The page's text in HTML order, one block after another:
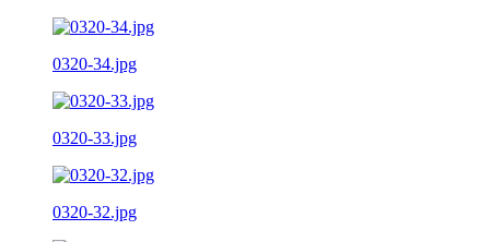
0320-34.jpg
0320-33.jpg
0320-32.jpg